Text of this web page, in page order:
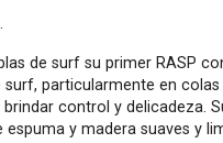
de surf su primer RASP
particularmente en colas
control y delicadeza.
y madera suaves y